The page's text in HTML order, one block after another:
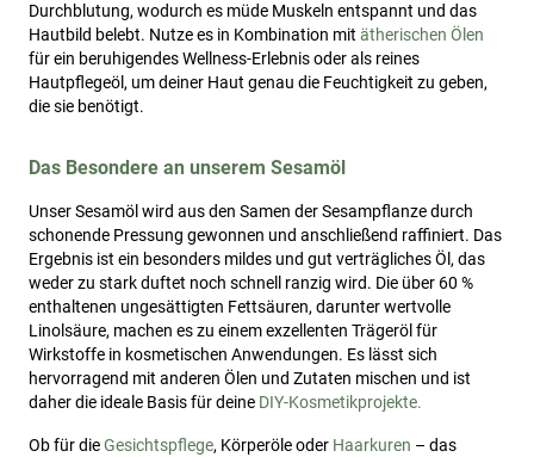
Durchblutung, wodurch es müde Muskeln entspannt und das
Hautbild belebt. Nutze es in Kombination mit ätherischen Ölen
für ein beruhigendes Wellness-Erlebnis oder als reines
Hautpflegeöl, um deiner Haut genau die Feuchtigkeit zu geben,
die sie benötigt.
Das Besondere an unserem Sesamöl
Unser Sesamöl wird aus den Samen der Sesampflanze durch
schonende Pressung gewonnen und anschließend raffiniert. Das
Ergebnis ist ein besonders mildes und gut verträgliches Öl, das
weder zu stark duftet noch schnell ranzig wird. Die über 60 %
enthaltenen ungesättigten Fettsäuren, darunter wertvolle
Linolsäure, machen es zu einem exzellenten Trägeröl für
Wirkstoffe in kosmetischen Anwendungen. Es lässt sich
hervorragend mit anderen Ölen und Zutaten mischen und ist
daher die ideale Basis für deine DIY-Kosmetikprojekte.
Ob für dieGesichtspflege, Körperöle oder Haarkuren – das